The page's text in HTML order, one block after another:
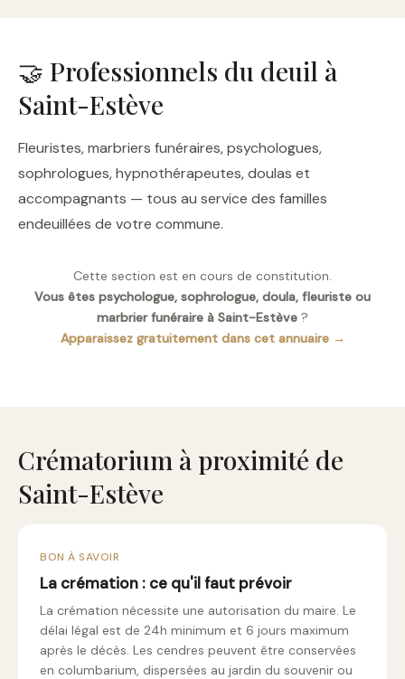
🤝 Professionnels du deuil à
Saint-Estève
Fleuristes, marbriers funéraires, psychologues,
sophrologues, hypnothérapeutes, doulas et
accompagnants — tous au service des familles
endeuillées de votre commune.
Cette section est en cours de constitution.
Vous êtes psychologue, sophrologue, doula, fleuriste ou
marbrier funéraire à Saint-Estève ?
Apparaissez gratuitement dans cet annuaire →
Crématorium à proximité de
Saint-Estève
BON À SAVOIR
La crémation : ce qu'il faut prévoir
La crémation nécessite une autorisation du maire. Le
délai légal est de 24h minimum et 6 jours maximum
après le décès. Les cendres peuvent être conservées
en columbarium, dispersées au jardin du souvenir ou